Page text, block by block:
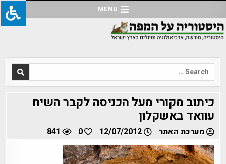
to
content
MENU
Search
for:
כיתוב מקורי מעל הכניסה לקבר השיח
עוואד באשקלון
מערכת האתר 12/07/2012
0
841